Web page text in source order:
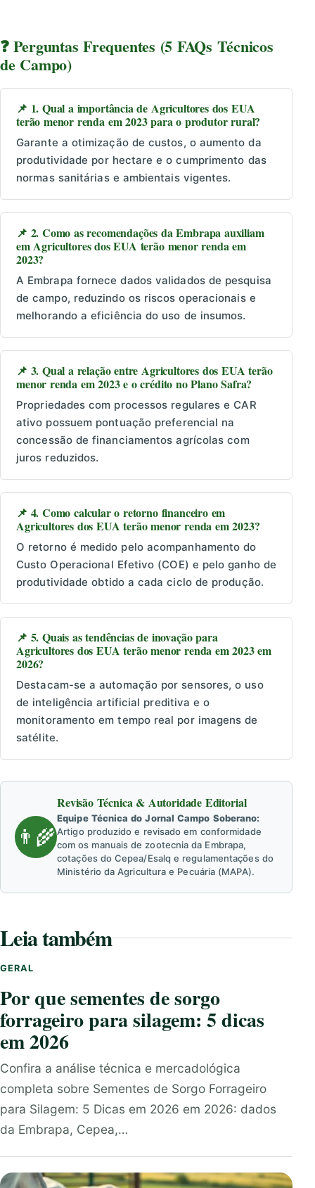
❓ Perguntas Frequentes (5 FAQs Técnicos
de Campo)
📌 1. Qual a importância de Agricultores dos EUA
terão menor renda em 2023 para o produtor rural?
Garante a otimização de custos, o aumento da
produtividade por hectare e o cumprimento das
normas sanitárias e ambientais vigentes.
📌 2. Como as recomendações da Embrapa auxiliam
em Agricultores dos EUA terão menor renda em
2023?
A Embrapa fornece dados validados de pesquisa
de campo, reduzindo os riscos operacionais e
melhorando a eficiência do uso de insumos.
📌 3. Qual a relação entre Agricultores dos EUA terão
menor renda em 2023 e o crédito no Plano Safra?
Propriedades com processos regulares e CAR
ativo possuem pontuação preferencial na
concessão de financiamentos agrícolas com
juros reduzidos.
📌 4. Como calcular o retorno financeiro em
Agricultores dos EUA terão menor renda em 2023?
O retorno é medido pelo acompanhamento do
Custo Operacional Efetivo (COE) e pelo ganho de
produtividade obtido a cada ciclo de produção.
📌 5. Quais as tendências de inovação para
Agricultores dos EUA terão menor renda em 2023 em
2026?
Destacam-se a automação por sensores, o uso
de inteligência artificial preditiva e o
monitoramento em tempo real por imagens de
satélite.
👨‍🌾
Revisão Técnica & Autoridade Editorial
Equipe Técnica do Jornal Campo Soberano:
Artigo produzido e revisado em conformidade
com os manuais de zootecnia da Embrapa,
cotações do Cepea/Esalq e regulamentações do
Ministério da Agricultura e Pecuária (MAPA).
Leia também
GERAL
Por que sementes de sorgo
forrageiro para silagem: 5 dicas
em 2026
Confira a análise técnica e mercadológica
completa sobre Sementes de Sorgo Forrageiro
para Silagem: 5 Dicas em 2026 em 2026: dados
da Embrapa, Cepea,…